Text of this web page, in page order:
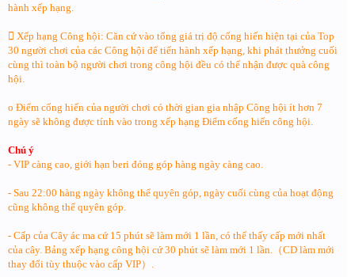
hành xếp hạng.
 Xếp hạng Công hội: Căn cứ vào tổng giá trị độ cống hiến hiện tại của Top
30 người chơi của các Công hội để tiến hành xếp hạng, khi phát thưởng cuối
cùng thì toàn bộ người chơi trong công hội đều có thể nhận được quà công
hội.
o Điểm cống hiến của người chơi có thời gian gia nhập Công hội ít hơn 7
ngày sẽ không được tính vào trong xếp hạng Điểm cống hiến công hội.
Chú ý
- VIP càng cao, giới hạn beri đóng góp hàng ngày càng cao.
- Sau 22:00 hàng ngày không thể quyên góp, ngày cuối cùng của hoạt động
cũng không thể quyên góp.
- Cấp của Cây ác ma cứ 15 phút sẽ làm mới 1 lần, có thể thấy cấp mới nhất
của cây. Bảng xếp hạng công hội cứ 30 phút sẽ làm mới 1 lần.（CD làm mới
thay đổi tùy thuộc vào cấp VIP）.